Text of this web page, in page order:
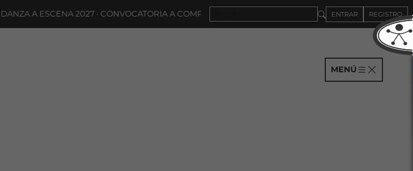
2027 · CONVOCATORIA A COMPAÑÍAS HASTA EL 4DE SEPTIEMBRE ENTRAR REGISTRO
MENÚ